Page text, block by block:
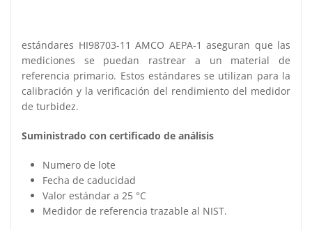
estándares HI98703-11 AMCO AEPA-1 aseguran que las
mediciones se puedan rastrear a un material de
referencia primario. Estos estándares se utilizan para la
calibración y la verificación del rendimiento del medidor
de turbidez.
Suministrado con certificado de análisis
Numero de lote
Fecha de caducidad
Valor estándar a 25 °C
Medidor de referencia trazable al NIST.